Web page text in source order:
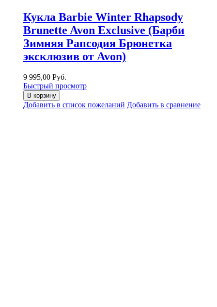
Кукла Barbie Winter Rhapsody
Brunette Avon Exclusive (Барби
Зимняя Рапсодия Брюнетка
эксклюзив от Avon)
9 995,00 Руб.
Быстрый просмотр
В корзину
Добавить в список пожеланий Добавить в сравнение